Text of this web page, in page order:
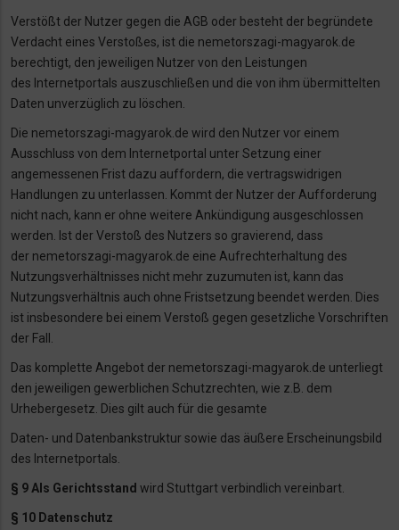
Verstößt der Nutzer gegen die AGB oder besteht der begründete
Verdacht eines Verstoßes, ist die nemetorszagi-magyarok.de
berechtigt, den jeweiligen Nutzer von den Leistungen
des Internetportals auszuschließen und die von ihm übermittelten
Daten unverzüglich zu löschen.
Die nemetorszagi-magyarok.de wird den Nutzer vor einem
Ausschluss von dem Internetportal unter Setzung einer
angemessenen Frist dazu auffordern, die vertragswidrigen
Handlungen zu unterlassen. Kommt der Nutzer der Aufforderung
nicht nach, kann er ohne weitere Ankündigung ausgeschlossen
werden. Ist der Verstoß des Nutzers so gravierend, dass
der nemetorszagi-magyarok.de eine Aufrechterhaltung des
Nutzungsverhältnisses nicht mehr zuzumuten ist, kann das
Nutzungsverhältnis auch ohne Fristsetzung beendet werden. Dies
ist insbesondere bei einem Verstoß gegen gesetzliche Vorschriften
der Fall.
Das komplette Angebot der nemetorszagi-magyarok.de unterliegt
den jeweiligen gewerblichen Schutzrechten, wie z.B. dem
Urhebergesetz. Dies gilt auch für die gesamte
Daten- und Datenbankstruktur sowie das äußere Erscheinungsbild
des Internetportals.
§ 9 Als Gerichtsstand wird Stuttgart verbindlich vereinbart.
§ 10 Datenschutz